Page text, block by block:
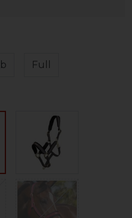
Full